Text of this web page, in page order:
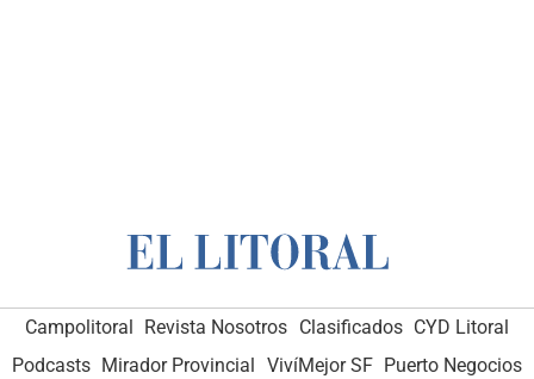
Campolitoral Revista Nosotros Clasificados CYD Litoral
Podcasts Mirador Provincial VivíMejor SF Puerto Negocios